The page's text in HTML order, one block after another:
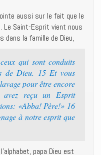
aussi sur le fait que le
Le Saint-Esprit vient nous
dans la famille de Dieu,
qui sont conduits
de Dieu. 15 Et vous
pour être encore
reçu un Esprit
«Abba! Père!» 16
à notre esprit que
papa Dieu est